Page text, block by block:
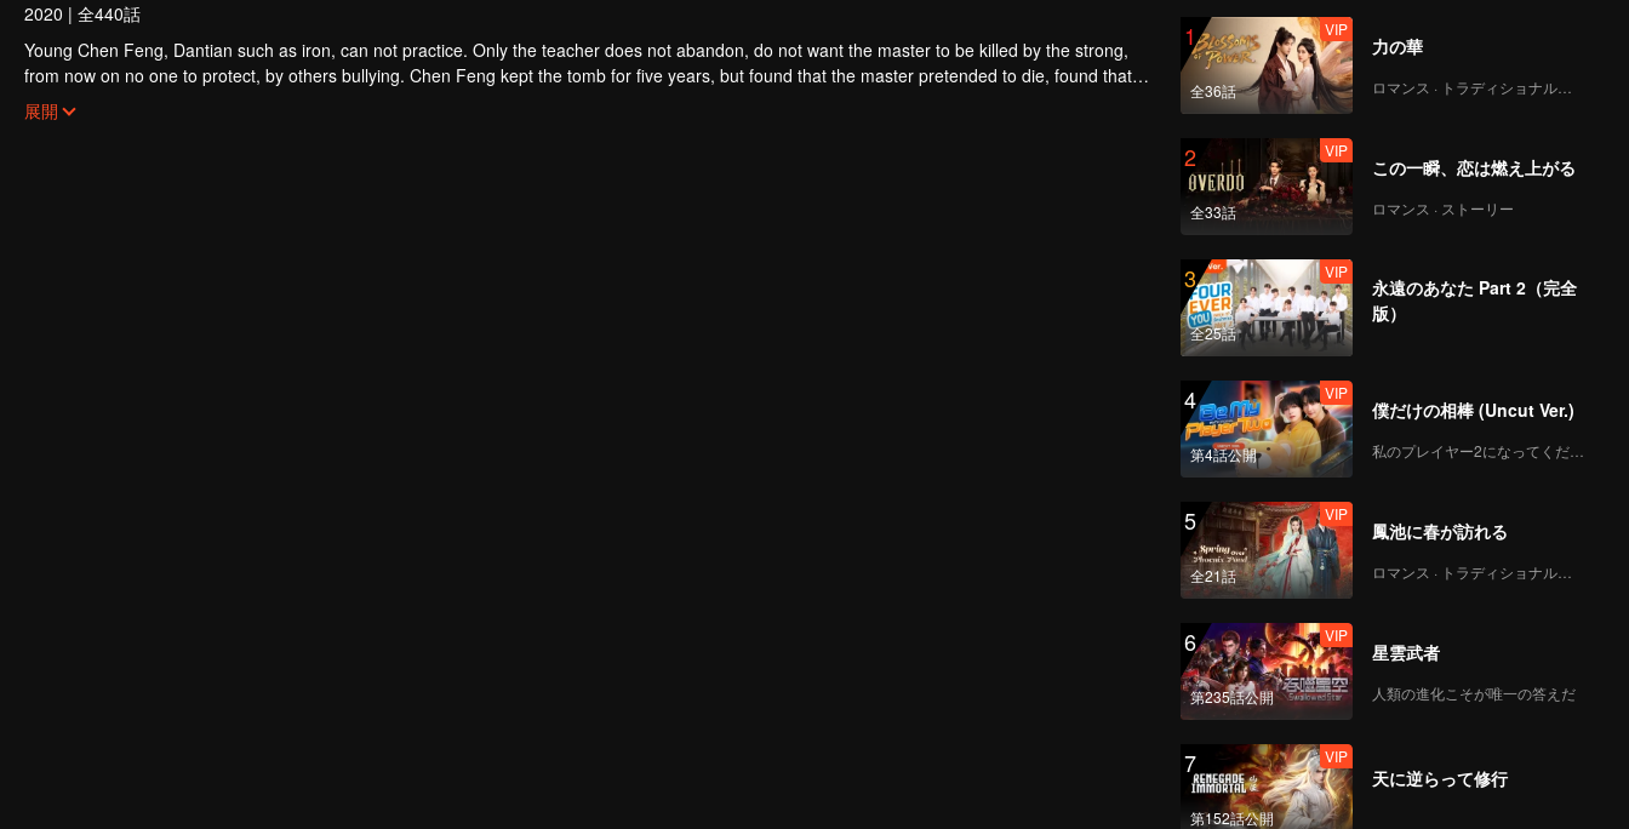
2020 | 全440話
Young Chen Feng, Dantian such as iron, can not practice. Only the teacher does not abandon, do not want the master to be killed by the strong,
from now on no one to protect, by others bullying. Chen Feng kept the tomb for five years, but found that the master pretended to die, found that
the master left the supreme dragon blood, mysterious ancient tripod. From then on, Chen Feng rose up against the sky, set foot on the road to find
the master and become the strong.
展開
1
全36話
VIP
力の華
ロマンス · トラディショナル・コスチューム
2
全33話
VIP
この一瞬、恋は燃え上がる
ロマンス · ストーリー
3
全25話
VIP
永遠のあなた Part 2（完全
版）
4
第4話公開
VIP
僕だけの相棒 (Uncut Ver.)
私のプレイヤー2になってください
5
全21話
VIP
鳳池に春が訪れる
ロマンス · トラディショナル・コスチューム
6
第235話公開
VIP
星雲武者
人類の進化こそが唯一の答えだ
7
第152話公開
VIP
天に逆らって修行